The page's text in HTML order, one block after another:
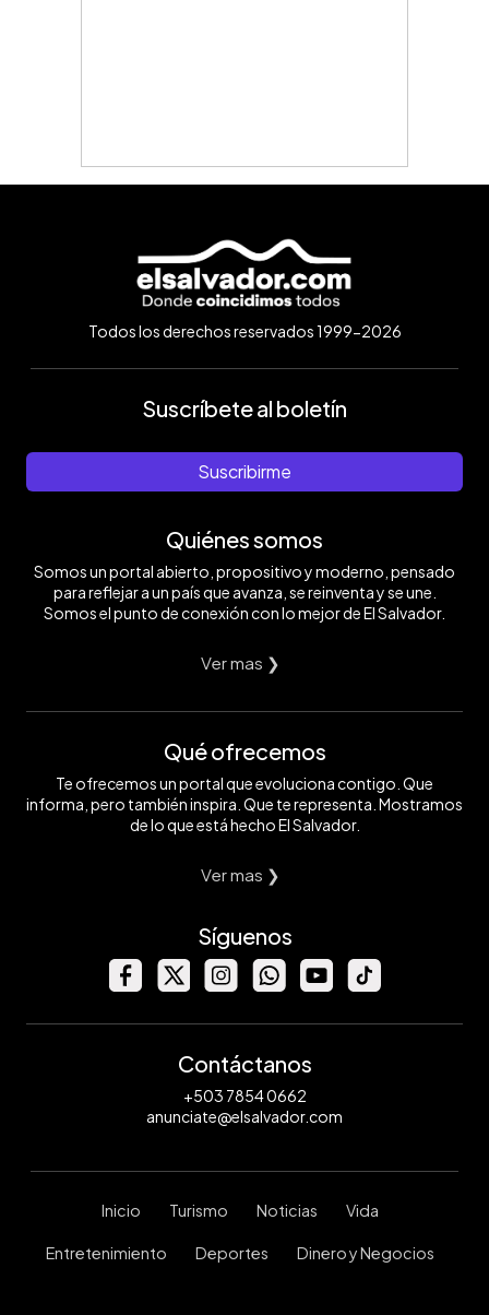
Todos los derechos reservados 1999-2026
Suscríbete al boletín
Suscribirme
Quiénes somos
Somos un portal abierto, propositivo y moderno, pensado
para reflejar a un país que avanza, se reinventa y se une.
Somos el punto de conexión con lo mejor de El Salvador.
Ver mas ❯
Qué ofrecemos
Te ofrecemos un portal que evoluciona contigo. Que
informa, pero también inspira. Que te representa. Mostramos
de lo que está hecho El Salvador.
Ver mas ❯
Síguenos
Contáctanos
+503 7854 0662
anunciate@elsalvador.com
Inicio Turismo Noticias Vida
Entretenimiento Deportes Dinero y Negocios